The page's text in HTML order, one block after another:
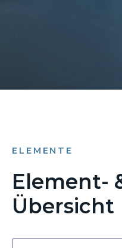
ELEMENTE
Element-
Übersicht